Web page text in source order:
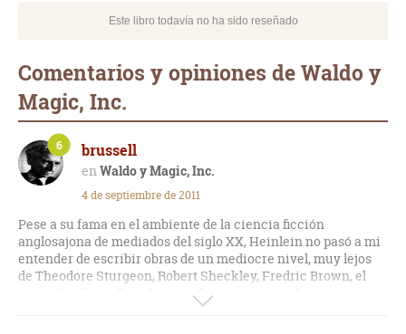
Este libro todavía no ha sido reseñado
Comentarios y opiniones de Waldo y
Magic, Inc.
brussell
Waldo y Magic, Inc.
6
4 de septiembre de 2011
Pese a su fama en el ambiente de la ciencia ficción
anglosajona de mediados del siglo XX, Heinlein no pasó a mi
entender de escribir obras de un mediocre nivel, muy lejos
de Theodore Sturgeon, Robert Sheckley, Fredric Brown, el
mejor Bradbury. Esta dos novelas cortas son, efectivamente,
mediocres, de pesada lectura y además han envejecido mal.